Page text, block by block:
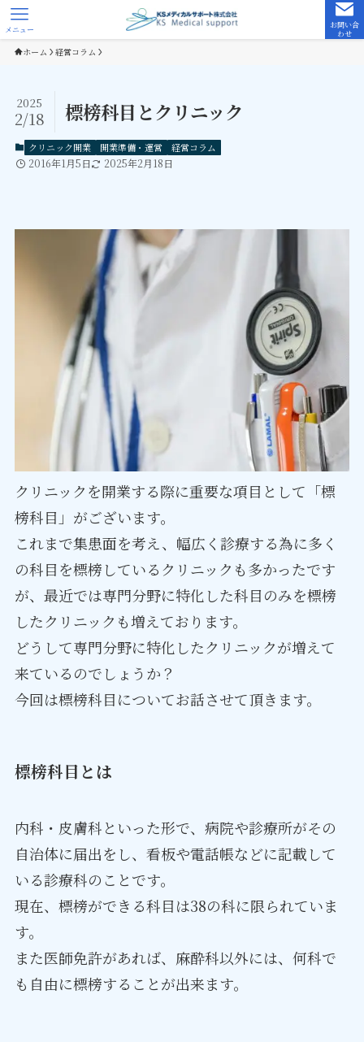
お問い合
わせ
メニュー
ホーム 経営コラム
標榜科目とクリニック
2025
2/18
クリニック開業 開業準備・運営 経営コラム
2016年1月5日 2025年2月18日
クリニックを開業する際に重要な項目として「標
榜科目」がございます。
これまで集患面を考え、幅広く診療する為に多く
の科目を標榜しているクリニックも多かったです
が、最近では専門分野に特化した科目のみを標榜
したクリニックも増えております。
どうして専門分野に特化したクリニックが増えて
来ているのでしょうか？
今回は標榜科目についてお話させて頂きます。
標榜科目とは
内科・皮膚科といった形で、病院や診療所がその
自治体に届出をし、看板や電話帳などに記載して
いる診療科のことです。
現在、 標榜ができる科目は38の科に限られていま
す。
また医師免許があれば、麻酔科以外には、何科で
も自由に標榜することが出来ます。